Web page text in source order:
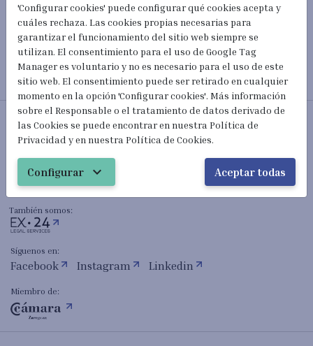
'Configurar cookies' puede configurar qué cookies acepta y
cuáles rechaza. Las cookies propias necesarias para
garantizar el funcionamiento del sitio web siempre se
utilizan. El consentimiento para el uso de Google Tag
Manager es voluntario y no es necesario para el uso de este
sitio web. El consentimiento puede ser retirado en cualquier
momento en la opción 'Configurar cookies'. Más información
sobre el Responsable o el tratamiento de datos derivado de
las Cookies se puede encontrar en nuestra Política de
Privacidad y en nuestra Política de Cookies.
Configurar expand_more Aceptar todas
Abogados Extranjería y Nacionalidad
mail_outline hola@extranjeria24h.com
(+34) 601 023 820
También somos:
Síguenos en:
Facebook Instagram Linkedin
Miembro de: